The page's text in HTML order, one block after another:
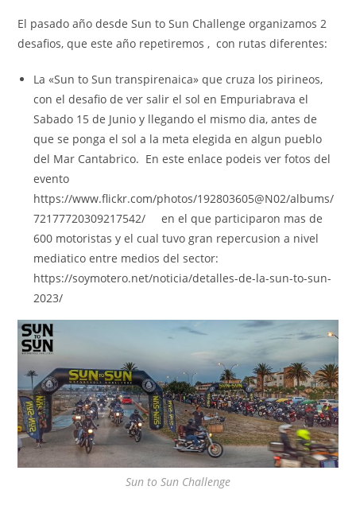
El pasado año desde Sun to Sun Challenge organizamos 2
desafios, que este año repetiremos , con rutas diferentes:
La «Sun to Sun transpirenaica» que cruza los pirineos,
con el desafio de ver salir el sol en Empuriabrava el
Sabado 15 de Junio y llegando el mismo dia, antes de
que se ponga el sol a la meta elegida en algun pueblo
del Mar Cantabrico. En este enlace podeis ver fotos del
evento
https://www.flickr.com/photos/192803605@N02/albums/
72177720309217542/ en el que participaron mas de
600 motoristas y el cual tuvo gran repercusion a nivel
mediatico entre medios del sector:
https://soymotero.net/noticia/detalles-de-la-sun-to-sun-
2023/
Sun to Sun Challenge